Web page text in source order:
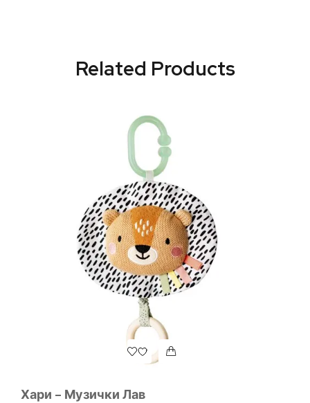
Related Products
Хари – Музички Лав